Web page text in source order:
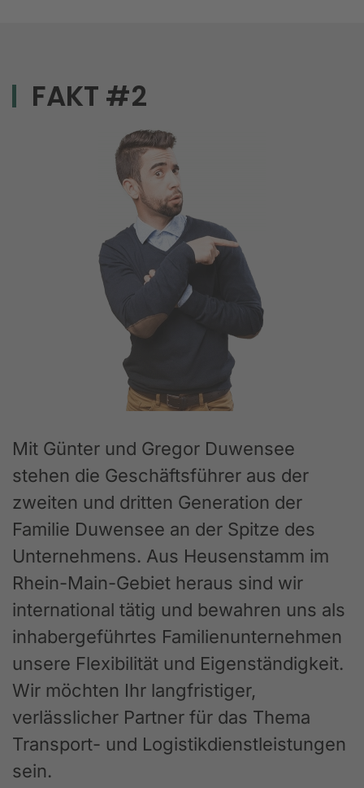
FAKT #2
Mit Günter und Gregor Duwensee
stehen die Geschäftsführer aus der
zweiten und dritten Generation der
Familie Duwensee an der Spitze des
Unternehmens. Aus Heusenstamm im
Rhein-Main-Gebiet heraus sind wir
international tätig und bewahren uns als
inhabergeführtes Familienunternehmen
unsere Flexibilität und Eigenständigkeit.
Wir möchten Ihr langfristiger,
verlässlicher Partner für das Thema
Transport- und Logistikdienstleistungen
sein.